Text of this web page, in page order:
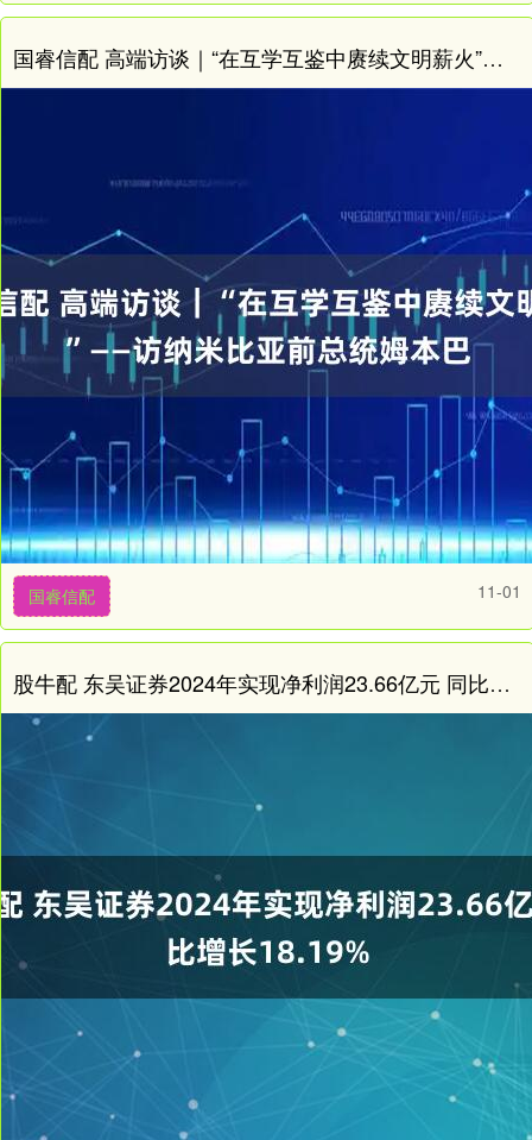
国睿信配 高端访谈｜“在互学互鉴中赓续文明薪火”——访纳米比亚前总统姆本巴
国睿信配 11-01
股牛配 东吴证券2024年实现净利润23.66亿元 同比增长18.19%